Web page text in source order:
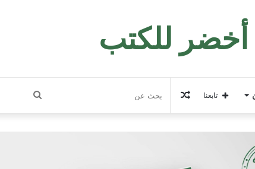
للكتب
بحث
عن
مقال
عشوائي
تابعنا